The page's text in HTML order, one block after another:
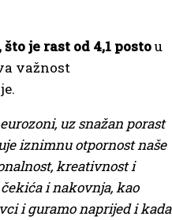
je rast od 4,1 postou
važnost
uz snažan porast
iznimnu otpornost naše
kreativnost i
i nakovnja, kao
i guramo naprijed i kada